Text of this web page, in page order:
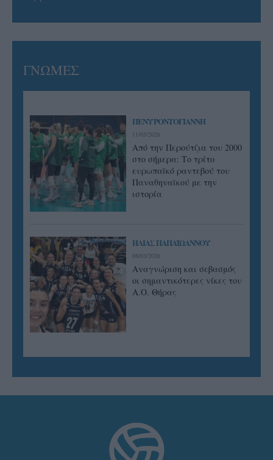
ΓΝΩΜΕΣ
ΠΕΝΥ ΡΟΝΤΟΓΙΑΝΝΗ
11/03/2026
Από την Περούτζια του 2000
στο σήμερα: Tο τρίτο
ευρωπαϊκό ραντεβού του
Παναθηναϊκού με την
ιστορία
ΗΛΙΑΣ ΠΑΠΑΪΩΑΝΝΟΥ
08/03/2026
Αναγνώριση και σεβασμός
οι σημαντικότερες νίκες του
Α.Ο. Θήρας